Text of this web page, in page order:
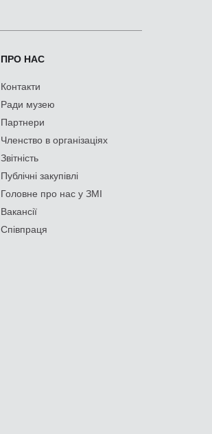
ПРО НАС
Контакти
Ради музею
Партнери
Членство в організаціях
Звітність
Публічні закупівлі
Головне про нас у ЗМІ
Вакансії
Співпраця